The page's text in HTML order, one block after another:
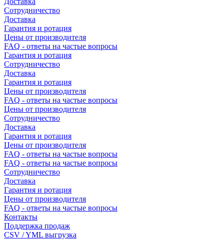
Сотрудничество
Доставка
Гарантия и ротация
Цены от производителя
FAQ - ответы на частые вопросы
Гарантия и ротация
Сотрудничество
Доставка
Гарантия и ротация
Цены от производителя
FAQ - ответы на частые вопросы
Цены от производителя
Сотрудничество
Доставка
Гарантия и ротация
Цены от производителя
FAQ - ответы на частые вопросы
FAQ - ответы на частые вопросы
Сотрудничество
Доставка
Гарантия и ротация
Цены от производителя
FAQ - ответы на частые вопросы
Контакты
Поддержка продаж
CSV / YML выгрузка